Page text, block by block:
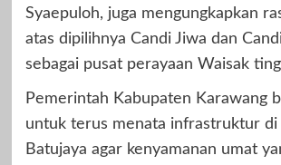
Syaepuloh, juga mengungkapkan
atas dipilihnya Candi Jiwa dan
sebagai pusat perayaan Waisak
Pemerintah Kabupaten Karawang
untuk terus menata infrastruktur di
Batujaya agar kenyamanan umat